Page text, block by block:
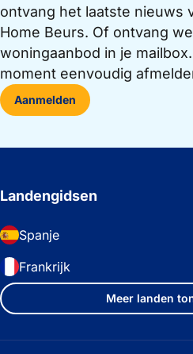
ontvang het laatste nieuws
Home Beurs. Of ontvang
woningaanbod in je
moment eenvoudig
Aanmelden
Landengidsen
Spanje
Frankrijk
Meer landen